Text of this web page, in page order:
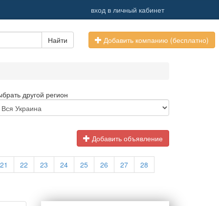
вход в личный кабинет
Найти Добавить компанию (бесплатно)
другой регион
Добавить объявление
21 22 23 24 25 26 27 28